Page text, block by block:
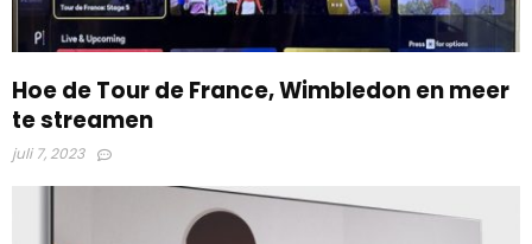
Hoe de Tour de France, Wimbledon en meer
te streamen
juli 7, 2023